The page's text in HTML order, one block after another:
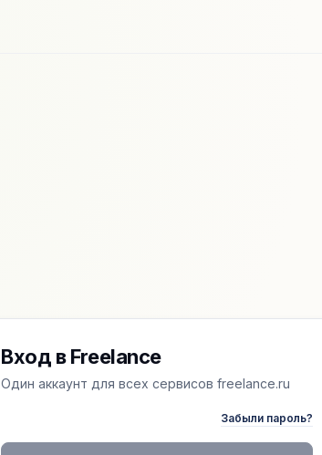
Вход в Freelance
Один аккаунт для всех сервисов freelance.ru
Забыли пароль?